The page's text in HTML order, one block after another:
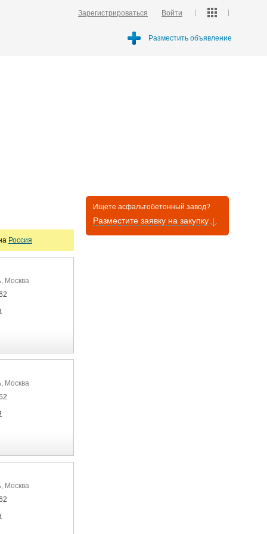
Зарегистрироваться Войти
Разместить объявление
Россия
Москва
Москва
Москва
Ищете асфальтобетонный завод?
Разместите заявку на закупку